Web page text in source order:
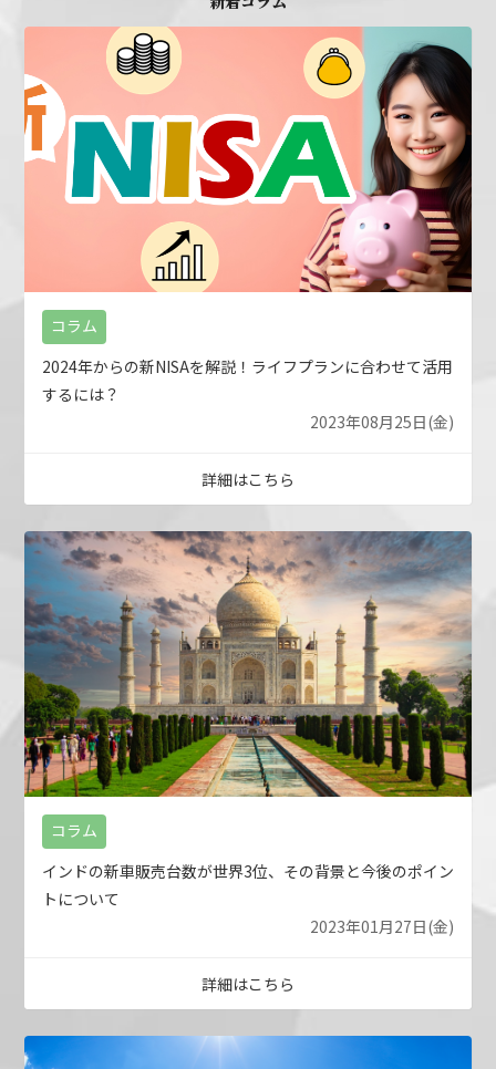
コラム
2024年からの新NISAを解説！ライフプランに合わせて活用
するには？
2023年08月25日(金)
詳細はこちら
コラム
インドの新車販売台数が世界3位、その背景と今後のポイン
トについて
2023年01月27日(金)
詳細はこちら